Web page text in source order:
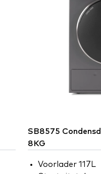
SB8575
8KG
Voorlader 117L